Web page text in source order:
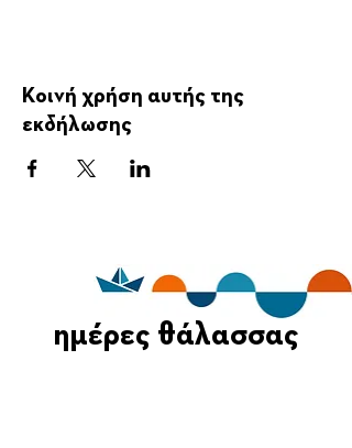
Κοινή χρήση αυτής της
εκδήλωσης
ημέρες θάλασσας